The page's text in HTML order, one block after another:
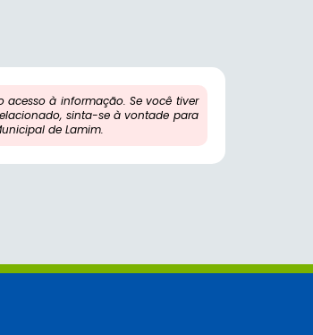
à informação. Se você tiver
sinta-se à vontade para
de Lamim.